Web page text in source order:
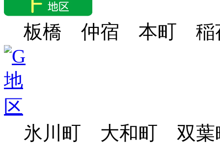
板橋 仲宿 本町 稲
氷川町 大和町 双